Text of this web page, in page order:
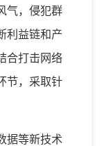
气，侵犯群
利益链和产
合打击网络
节，采取针
据等新技术